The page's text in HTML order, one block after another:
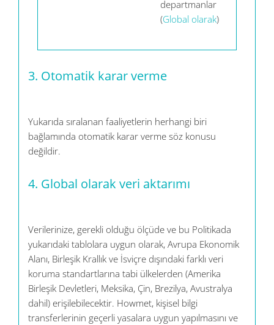
departmanlar
(Global olarak)
3. Otomatik karar verme
Yukarıda sıralanan faaliyetlerin herhangi biri
bağlamında otomatik karar verme söz konusu
değildir.
4. Global olarak veri aktarımı
Verilerinize, gerekli olduğu ölçüde ve bu Politikada
yukarıdaki tablolara uygun olarak, Avrupa Ekonomik
Alanı, Birleşik Krallık ve İsviçre dışındaki farklı veri
koruma standartlarına tabi ülkelerden (Amerika
Birleşik Devletleri, Meksika, Çin, Brezilya, Avustralya
dahil) erişilebilecektir. Howmet, kişisel bilgi
transferlerinin geçerli yasalara uygun yapılmasını ve